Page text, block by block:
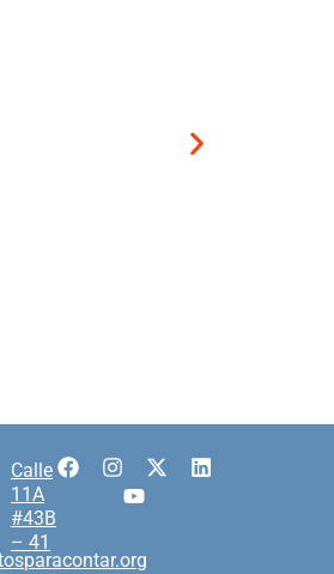
Calle
11A
#43B
– 41